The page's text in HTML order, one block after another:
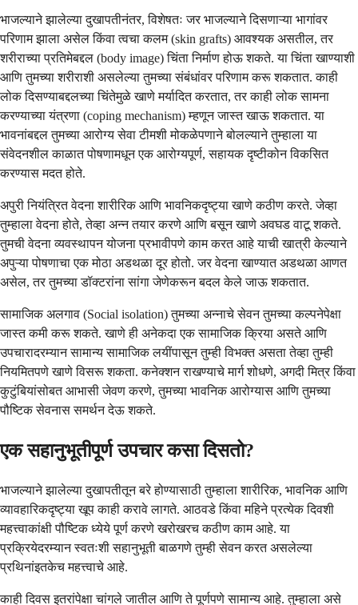
भाजल्याने झालेल्या दुखापतीनंतर, विशेषतः जर भाजल्याने दिसणाऱ्या भागांवर
परिणाम झाला असेल किंवा त्वचा कलम (skin grafts) आवश्यक असतील, तर
शरीराच्या प्रतिमेबद्दल (body image) चिंता निर्माण होऊ शकते. या चिंता खाण्याशी
आणि तुमच्या शरीराशी असलेल्या तुमच्या संबंधांवर परिणाम करू शकतात. काही
लोक दिसण्याबद्दलच्या चिंतेमुळे खाणे मर्यादित करतात, तर काही लोक सामना
करण्याच्या यंत्रणा (coping mechanism) म्हणून जास्त खाऊ शकतात. या
भावनांबद्दल तुमच्या आरोग्य सेवा टीमशी मोकळेपणाने बोलल्याने तुम्हाला या
संवेदनशील काळात पोषणामधून एक आरोग्यपूर्ण, सहायक दृष्टीकोन विकसित
करण्यास मदत होते.
अपुरी नियंत्रित वेदना शारीरिक आणि भावनिकदृष्ट्या खाणे कठीण करते. जेव्हा
तुम्हाला वेदना होते, तेव्हा अन्न तयार करणे आणि बसून खाणे अवघड वाटू शकते.
तुमची वेदना व्यवस्थापन योजना प्रभावीपणे काम करत आहे याची खात्री केल्याने
अपुऱ्या पोषणाचा एक मोठा अडथळा दूर होतो. जर वेदना खाण्यात अडथळा आणत
असेल, तर तुमच्या डॉक्टरांना सांगा जेणेकरून बदल केले जाऊ शकतात.
सामाजिक अलगाव (Social isolation) तुमच्या अन्नाचे सेवन तुमच्या कल्पनेपेक्षा
जास्त कमी करू शकते. खाणे ही अनेकदा एक सामाजिक क्रिया असते आणि
उपचारादरम्यान सामान्य सामाजिक लयींपासून तुम्ही विभक्त असता तेव्हा तुम्ही
नियमितपणे खाणे विसरू शकता. कनेक्शन राखण्याचे मार्ग शोधणे, अगदी मित्र किंवा
कुटुंबियांसोबत आभासी जेवण करणे, तुमच्या भावनिक आरोग्यास आणि तुमच्या
पौष्टिक सेवनास समर्थन देऊ शकते.
एक सहानुभूतीपूर्ण उपचार कसा दिसतो?
भाजल्याने झालेल्या दुखापतीतून बरे होण्यासाठी तुम्हाला शारीरिक, भावनिक आणि
व्यावहारिकदृष्ट्या खूप काही करावे लागते. आठवडे किंवा महिने प्रत्येक दिवशी
महत्त्वाकांक्षी पौष्टिक ध्येये पूर्ण करणे खरोखरच कठीण काम आहे. या
प्रक्रियेदरम्यान स्वतःशी सहानुभूती बाळगणे तुम्ही सेवन करत असलेल्या
प्रथिनांइतकेच महत्त्वाचे आहे.
काही दिवस इतरांपेक्षा चांगले जातील आणि ते पूर्णपणे सामान्य आहे. तुम्हाला असे